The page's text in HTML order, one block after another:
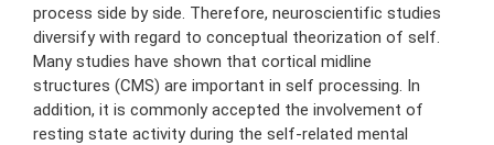
process side by side. Therefore, neuroscientific studies
diversify with regard to conceptual theorization of self.
Many studies have shown that cortical midline
structures (CMS) are important in self processing. In
addition, it is commonly accepted the involvement of
resting state activity during the self-related mental